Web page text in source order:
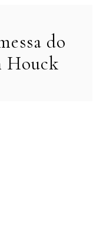
do
Houck